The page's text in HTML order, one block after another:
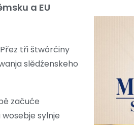
a EU
tři štwórćiny
slědźenskeho
začuće
sylnje